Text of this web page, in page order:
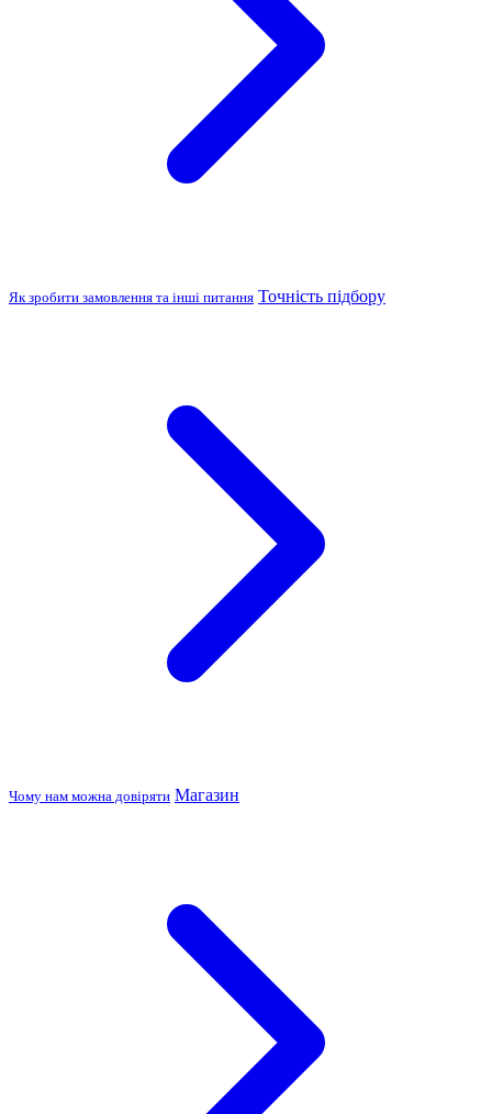
Як зробити замовлення та інші питання Точність підбору
Чому нам можна довіряти Магазин